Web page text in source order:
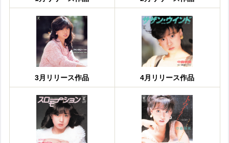
3月リリース作品 4月リリース作品